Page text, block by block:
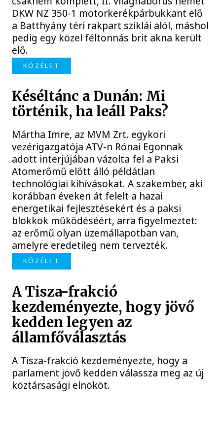
DKW NZ 350-1 motorkerékpárbukkant elő
a Batthyány téri rakpart sziklái alól, máshol
pedig egy közel féltonnás brit akna került
elő.
KÖZÉLET
Késéltánc a Dunán: Mi
történik, ha leáll Paks?
Mártha Imre, az MVM Zrt. egykori
vezérigazgatója ATV-n Rónai Egonnak
adott interjújában vázolta fel a Paksi
Atomerőmű előtt álló példátlan
technológiai kihívásokat. A szakember, aki
korábban éveken át felelt a hazai
energetikai fejlesztésekért és a paksi
blokkok működéséért, arra figyelmeztet:
az erőmű olyan üzemállapotban van,
amelyre eredetileg nem tervezték.
KÖZÉLET
A Tisza-frakció
kezdeményezte, hogy jövő
kedden legyen az
államfőválasztás
A Tisza-frakció kezdeményezte, hogy a
parlament jövő kedden válassza meg az új
köztársasági elnököt.